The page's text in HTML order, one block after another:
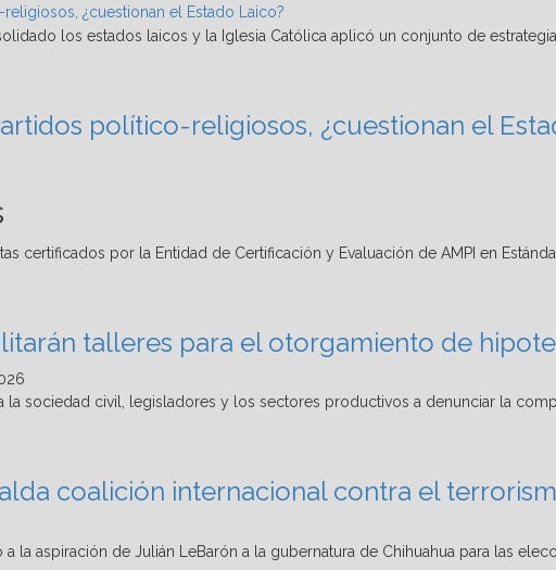
¿cuestionan el Estado Laico?
político-religiosos, ¿cuestionan el
talleres para el otorgamiento de
coalición internacional contra el